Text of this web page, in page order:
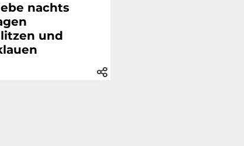
nachts
und